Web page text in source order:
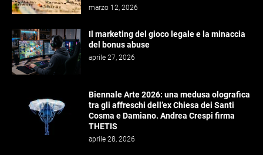
marzo 12, 2026
Il marketing del gioco legale e la minaccia
del bonus abuse
aprile 27, 2026
Biennale Arte 2026: una medusa olografica
tra gli affreschi dell’ex Chiesa dei Santi
Cosma e Damiano. Andrea Crespi firma
THETIS
aprile 28, 2026